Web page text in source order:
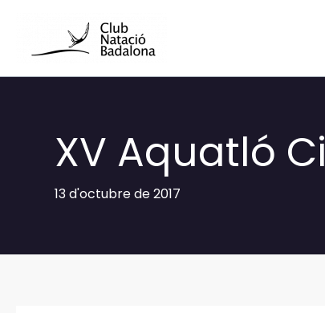
contingut
XV Aquatló
13 d'octubre de 2017